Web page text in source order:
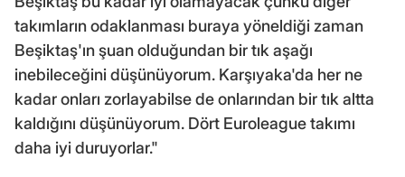
takımların odaklanması buraya yöneldiği zaman
Beşiktaş'ın şuan olduğundan bir tık aşağı
inebileceğini düşünüyorum. Karşıyaka'da her ne
kadar onları zorlayabilse de onlarından bir tık altta
kaldığını düşünüyorum. Dört Euroleague takımı
daha iyi duruyorlar."